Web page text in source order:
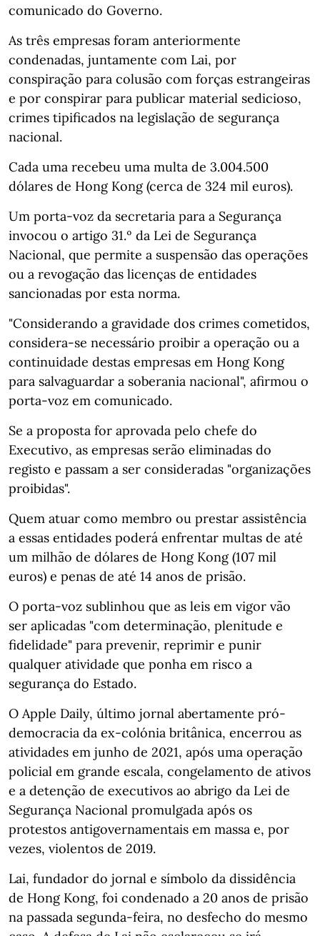
comunicado do Governo.
As três empresas foram anteriormente
condenadas, juntamente com Lai, por
conspiração para colusão com forças estrangeiras
e por conspirar para publicar material sedicioso,
crimes tipificados na legislação de segurança
nacional.
Cada uma recebeu uma multa de 3.004.500
dólares de Hong Kong (cerca de 324 mil euros).
Um porta-voz da secretaria para a Segurança
invocou o artigo 31.º da Lei de Segurança
Nacional, que permite a suspensão das operações
ou a revogação das licenças de entidades
sancionadas por esta norma.
"Considerando a gravidade dos crimes cometidos,
considera-se necessário proibir a operação ou a
continuidade destas empresas em Hong Kong
para salvaguardar a soberania nacional", afirmou o
porta-voz em comunicado.
Se a proposta for aprovada pelo chefe do
Executivo, as empresas serão eliminadas do
registo e passam a ser consideradas "organizações
proibidas".
Quem atuar como membro ou prestar assistência
a essas entidades poderá enfrentar multas de até
um milhão de dólares de Hong Kong (107 mil
euros) e penas de até 14 anos de prisão.
O porta-voz sublinhou que as leis em vigor vão
ser aplicadas "com determinação, plenitude e
fidelidade" para prevenir, reprimir e punir
qualquer atividade que ponha em risco a
segurança do Estado.
O Apple Daily, último jornal abertamente pró-
democracia da ex-colónia britânica, encerrou as
atividades em junho de 2021, após uma operação
policial em grande escala, congelamento de ativos
e a detenção de executivos ao abrigo da Lei de
Segurança Nacional promulgada após os
protestos antigovernamentais em massa e, por
vezes, violentos de 2019.
Lai, fundador do jornal e símbolo da dissidência
de Hong Kong, foi condenado a 20 anos de prisão
na passada segunda-feira, no desfecho do mesmo